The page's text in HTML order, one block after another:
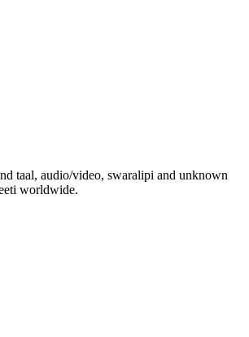
taal, audio/video, swaralipi and unknown
worldwide.